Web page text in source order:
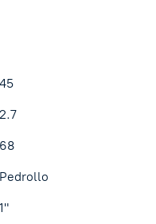
45
2.7
68
Pedrollo
1"